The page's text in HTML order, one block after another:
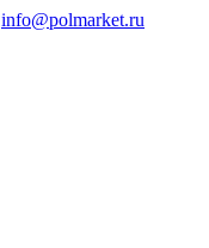
info@polmarket.ru